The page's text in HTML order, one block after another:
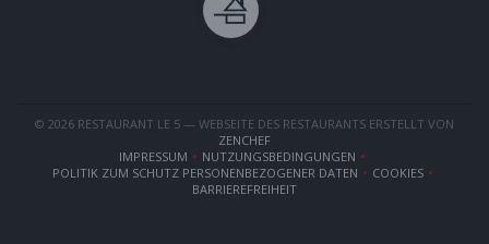
© 2026 RESTAURANT LE 5 — WEBSEITE DES RESTAURANTS ERSTELLT VON
ZENCHEF((ÖFFNET EIN NEUES FENSTER))
IMPRESSUM((ÖFFNET EIN NEUES FENSTER))
NUTZUNGSBEDINGUNGEN((ÖFFNET EIN NEUES FENSTER))
POLITIK ZUM SCHUTZ PERSONENBEZOGENER DATEN
((ÖFFNET EIN NEUES FENSTER))COOKIES((ÖFFNET EIN
BARRIEREFREIHEIT((ÖFFNET EIN NEUES FENSTER))